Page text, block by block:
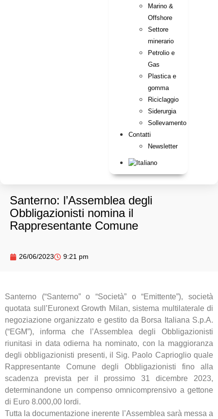
Marino &
Offshore
Settore
minerario
Petrolio e
Gas
Plastica e
gomma
Riciclaggio
Siderurgia
Sollevamento
Contatti
Newsletter
Santerno: l’Assemblea degli
Obbligazionisti nomina il
Rappresentante Comune
26/06/2023 9:21 pm
Santerno (“Santerno” o “Società” o “Emittente”), società
quotata sull’Euronext Growth Milan, sistema multilaterale di
negoziazione organizzato e gestito da Borsa Italiana S.p.A.
(“EGM”), informa che l’Assemblea degli Obbligazionisti
riunitasi in data odierna ha nominato, con la maggioranza
degli obbligazionisti presenti, il Sig. Paolo Caprioglio quale
Rappresentante Comune degli Obbligazionisti fino alla
scadenza prevista per il prossimo 31 dicembre 2023,
determinandone un compenso omnicomprensivo a gettone
di Euro 8.000,00 lordi.
Tutta la documentazione inerente l’Assemblea sarà messa a